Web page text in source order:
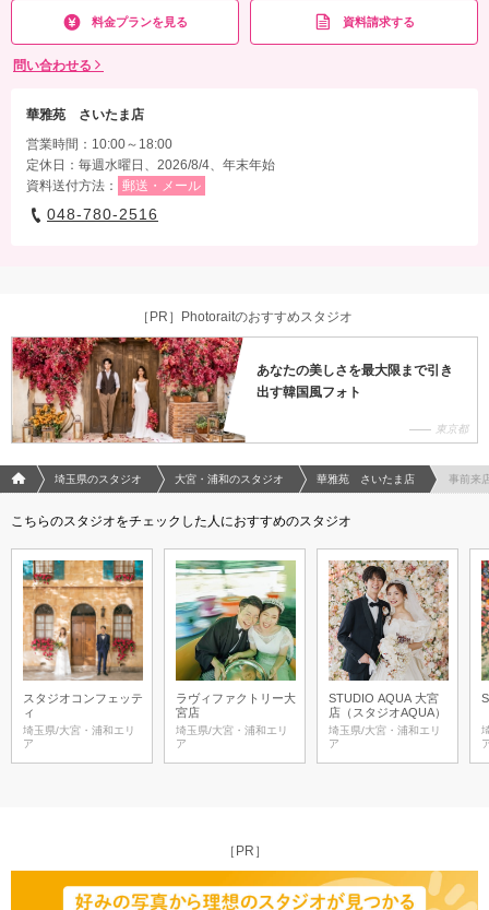
動費用・ブーケ・撮影小物・髪飾り・美容同行・撮影アイテム（※持込OK）・肌
着・ドレスインナー等の衣裳小物
相談予約する
料金プランを見る 資料請求する
問い合わせる
華雅苑 さいたま店
営業時間：10:00～18:00
定休日：毎週水曜日、2026/8/4、年末年始
資料送付方法：
郵送・メール
048-780-2516
［PR］Photoraitのおすすめスタジオ
あなたの美しさを最大限まで引き
出す韓国風フォト
東京都
フォトウエディング/結婚写真のPhotorait ホーム
埼玉県のスタジオ 大宮・浦和のスタジオ 華雅苑 さいたま店 事前来
こちらのスタジオをチェックした人におすすめのスタジオ
スタジオコンフェッテ
ィ
埼玉県/大宮・浦和エリ
ア
ラヴィファクトリー大
宮店
埼玉県/大宮・浦和エリ
ア
STUDIO AQUA 大宮
店（スタジオAQUA）
埼玉県/大宮・浦和エリ
ア
［PR］